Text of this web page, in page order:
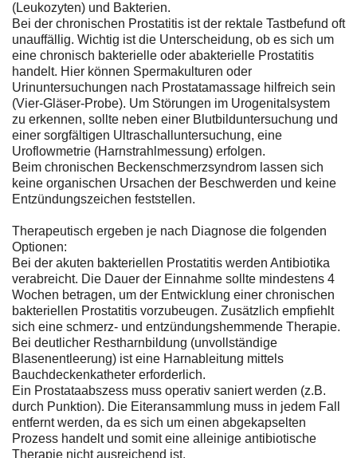
(Leukozyten) und Bakterien.
Bei der chronischen Prostatitis ist der rektale Tastbefund oft
unauffällig. Wichtig ist die Unterscheidung, ob es sich um
eine chronisch bakterielle oder abakterielle Prostatitis
handelt. Hier können Spermakulturen oder
Urinuntersuchungen nach Prostatamassage hilfreich sein
(Vier-Gläser-Probe). Um Störungen im Urogenitalsystem
zu erkennen, sollte neben einer Blutbilduntersuchung und
einer sorgfältigen Ultraschalluntersuchung, eine
Uroflowmetrie (Harnstrahlmessung) erfolgen.
Beim chronischen Beckenschmerzsyndrom lassen sich
keine organischen Ursachen der Beschwerden und keine
Entzündungszeichen feststellen.
Therapeutisch ergeben je nach Diagnose die folgenden
Optionen:
Bei der akuten bakteriellen Prostatitis werden Antibiotika
verabreicht. Die Dauer der Einnahme sollte mindestens 4
Wochen betragen, um der Entwicklung einer chronischen
bakteriellen Prostatitis vorzubeugen. Zusätzlich empfiehlt
sich eine schmerz- und entzündungshemmende Therapie.
Bei deutlicher Restharnbildung (unvollständige
Blasenentleerung) ist eine Harnableitung mittels
Bauchdeckenkatheter erforderlich.
Ein Prostataabszess muss operativ saniert werden (z.B.
durch Punktion). Die Eiteransammlung muss in jedem Fall
entfernt werden, da es sich um einen abgekapselten
Prozess handelt und somit eine alleinige antibiotische
Therapie nicht ausreichend ist.